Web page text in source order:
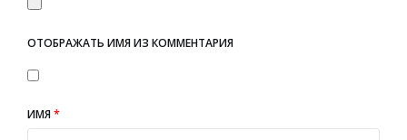
ОТОБРАЖАТЬ ИМЯ ИЗ КОММЕНТАРИЯ
ИМЯ*